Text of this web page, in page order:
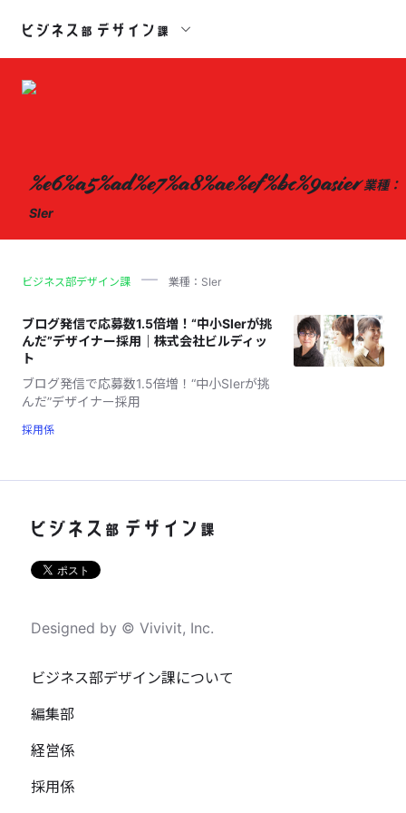
%e6%a5%ad%e7%a8%ae%ef%bc%9asier業種：
SIer
ビジネス部デザイン課 業種：SIer
ブログ発信で応募数1.5倍増！“中小SIerが挑
んだ”デザイナー採用｜株式会社ビルディッ
ト
ブログ発信で応募数1.5倍増！“中小SIerが挑
んだ”デザイナー採用
採用係
Designed by © Vivivit, Inc.
ビジネス部デザイン課について
編集部
経営係
採用係